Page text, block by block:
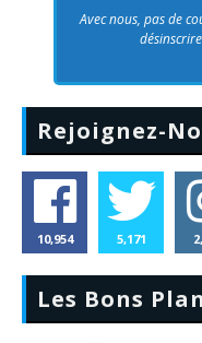
Avec nous, pas de
Rejoignez-
10,954 5,171
Les Bons